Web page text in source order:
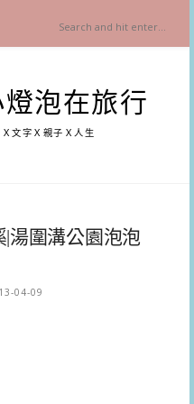
泡在旅行
文字Ｘ親子Ｘ人生
湯圍溝公園泡泡
04-09